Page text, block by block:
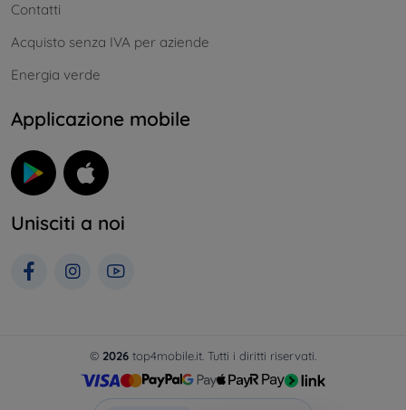
Contatti
Acquisto senza IVA per aziende
Energia verde
Applicazione mobile
Unisciti a noi
© 2026 top4mobile.it. Tutti i diritti riservati.